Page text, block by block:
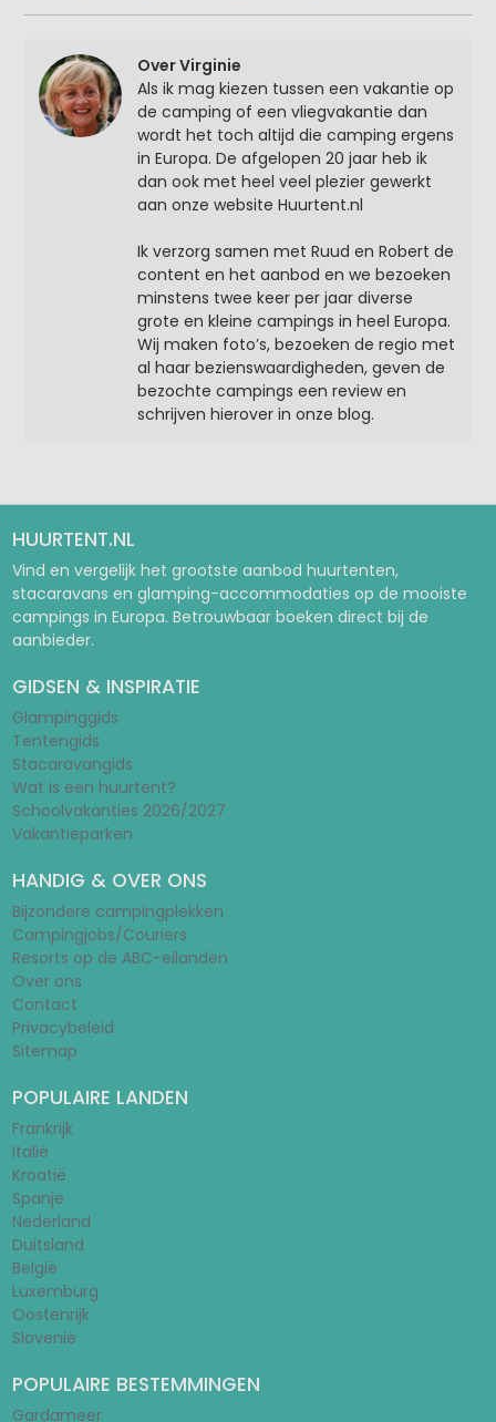
Over Virginie
Als ik mag kiezen tussen een vakantie op
de camping of een vliegvakantie dan
wordt het toch altijd die camping ergens
in Europa. De afgelopen 20 jaar heb ik
dan ook met heel veel plezier gewerkt
aan onze website Huurtent.nl
Ik verzorg samen met Ruud en Robert de
content en het aanbod en we bezoeken
minstens twee keer per jaar diverse
grote en kleine campings in heel Europa.
Wij maken foto’s, bezoeken de regio met
al haar bezienswaardigheden, geven de
bezochte campings een review en
schrijven hierover in onze blog.
HUURTENT.NL
Vind en vergelijk het grootste aanbod huurtenten,
stacaravans en glamping-accommodaties op de mooiste
campings in Europa. Betrouwbaar boeken direct bij de
aanbieder.
GIDSEN & INSPIRATIE
Glampinggids
Tentengids
Stacaravangids
Wat is een huurtent?
Schoolvakanties 2026/2027
Vakantieparken
HANDIG & OVER ONS
Bijzondere campingplekken
Campingjobs/Couriers
Resorts op de ABC-eilanden
Over ons
Contact
Privacybeleid
Sitemap
POPULAIRE LANDEN
Frankrijk
Italië
Kroatië
Spanje
Nederland
Duitsland
België
Luxemburg
Oostenrijk
Slovenië
POPULAIRE BESTEMMINGEN
Gardameer